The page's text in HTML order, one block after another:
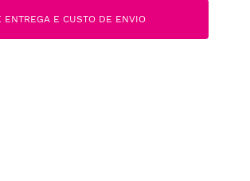
ENTREGA E CUSTO DE ENVIO